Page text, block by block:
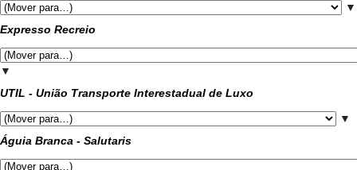
▼
Expresso Recreio
▼
UTIL - União Transporte Interestadual de Luxo
▼
Águia Branca - Salutaris